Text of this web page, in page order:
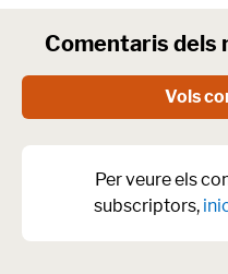
Comentaris
Vols
Per veure els
subscriptors,